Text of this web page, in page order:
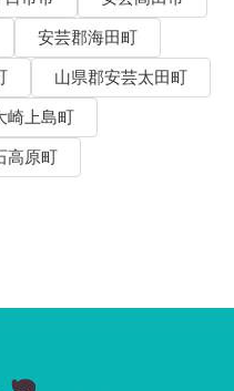
安芸郡海田町
山県郡安芸太田町
崎上島町
高原町